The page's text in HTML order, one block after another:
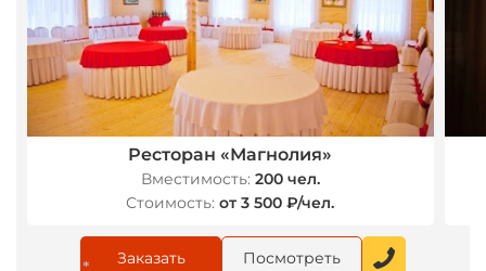
Ресторан «Магнолия»
Вместимость: 200 чел.
Стоимость: от 3 500 ₽/чел.
Заказать Посмотреть